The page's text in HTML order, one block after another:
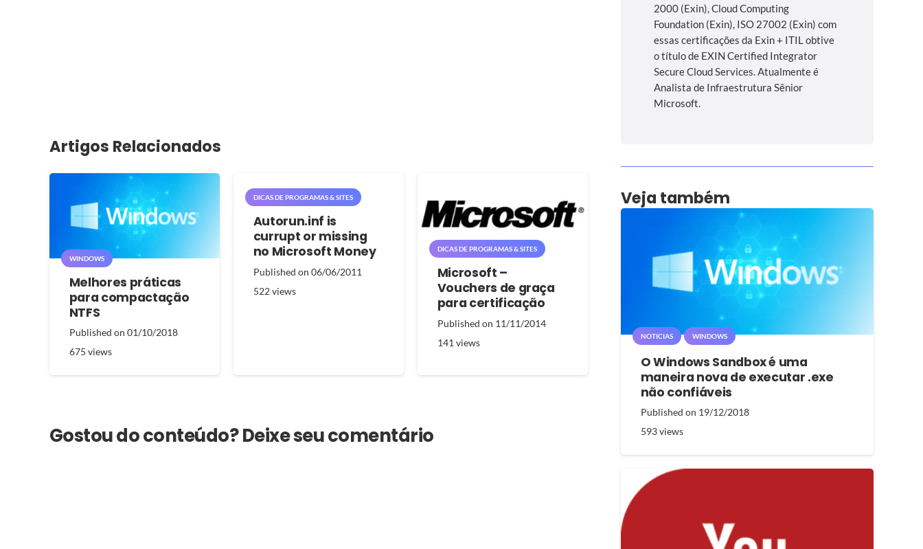
Artigos Relacionados
WINDOWS
Melhores práticas
para compactação
NTFS
Published on 01/10/2018
675 views
DICAS DE PROGRAMAS & SITES
Autorun.inf is
currupt or missing
no Microsoft Money
Published on 06/06/2011
522views
DICAS DE PROGRAMAS & SITES
Microsoft –
Vouchers de graça
para certificação
Published on 11/11/2014
141 views
Gostou do conteúdo? Deixe seu comentário
2000 (Exin), Cloud Computing
Foundation (Exin), ISO 27002 (Exin) com
essas certificações da Exin + ITIL obtive
o título de EXIN Certified Integrator
Secure Cloud Services. Atualmente é
Analista de Infraestrutura Sênior
Microsoft.
Veja também
NOTICIAS WINDOWS
O Windows Sandbox é uma
maneira nova de executar .exe
não confiáveis
Published on 19/12/2018
593views